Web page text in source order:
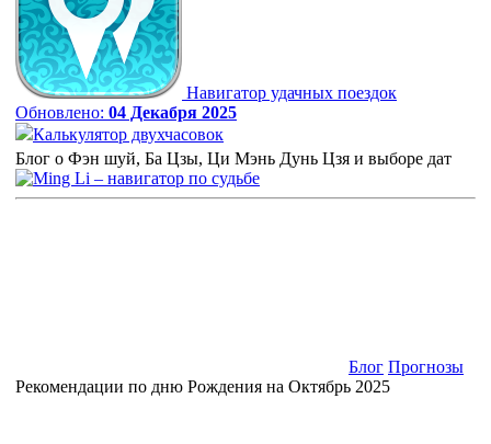
Навигатор удачных поездок
Обновлено: 04 Декабря 2025
Калькулятор двухчасовок
Блог о Фэн шуй, Ба Цзы, Ци Мэнь Дунь Цзя и выборе дат
Блог Прогнозы
Рекомендации по дню Рождения на Октябрь 2025